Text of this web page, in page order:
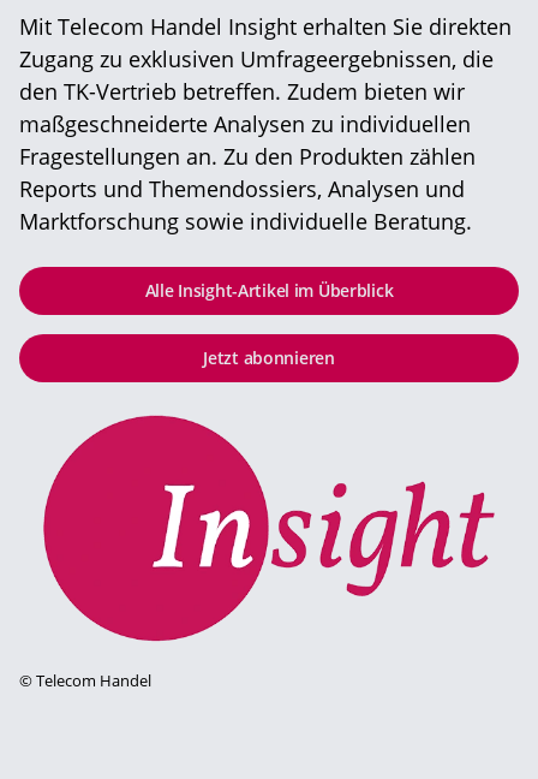
©Telecom Handel
Mit Telecom Handel Insight erhalten Sie direkten
Zugang zu exklusiven Umfrageergebnissen, die
den TK-Vertrieb betreffen. Zudem bieten wir
maßgeschneiderte Analysen zu individuellen
Fragestellungen an. Zu den Produkten zählen
Reports und Themendossiers, Analysen und
Marktforschung sowie individuelle Beratung.
Alle Insight-Artikel im Überblick
Jetzt abonnieren